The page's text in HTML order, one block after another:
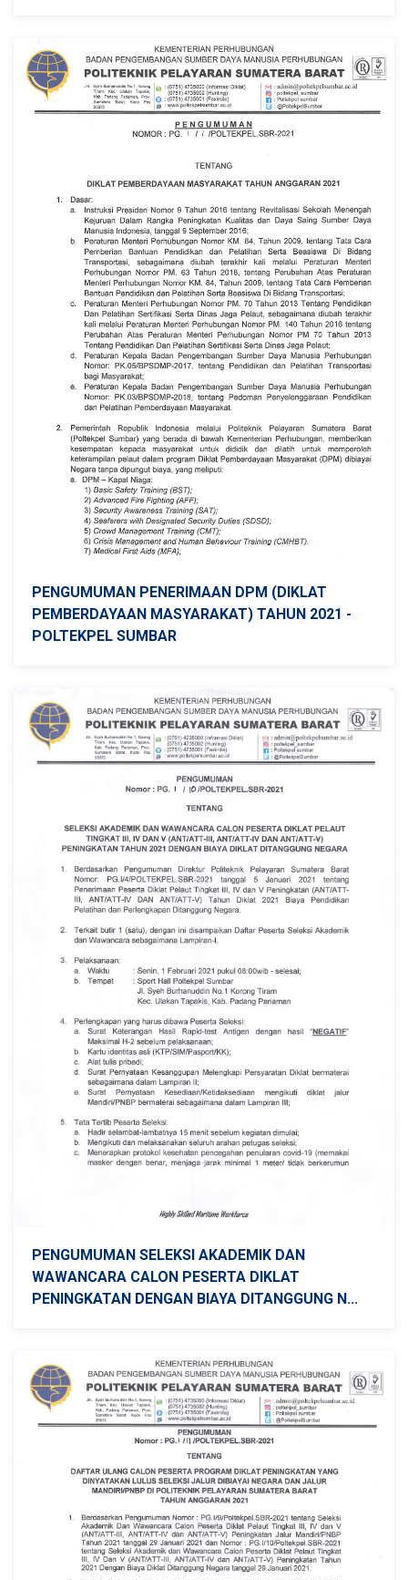
PENGUMUMAN PENERIMAAN DPM (DIKLAT
PEMBERDAYAAN MASYARAKAT) TAHUN 2021 -
POLTEKPEL SUMBAR
PENGUMUMAN SELEKSI AKADEMIK DAN
WAWANCARA CALON PESERTA DIKLAT
PENINGKATAN DENGAN BIAYA DITANGGUNG N...